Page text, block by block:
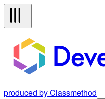
produced by Classmethod